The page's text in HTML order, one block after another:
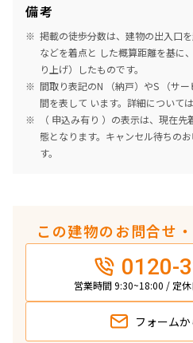
備考
掲載の徒歩分数は、建物の出入口
などを着点と した概算距離を基に
り上げ）したものです。
間取り表記のN （納戸）やS （サ
間を表して います。詳細については
（ 申込み有り ）の表示は、現在
態となります。キャンセル待ちの
す。
この建物のお問合せ
0120-
営業時間 9:30~18:00 / 定
フォームか